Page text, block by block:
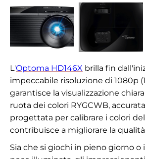
L'Optoma HD146X brilla fin
impeccabile risoluzione di 1080p
garantisce la visualizzazione
ruota dei colori RYGCWB,
progettata per calibrare i colori
contribuisce a migliorare la qualità
Sia che si giochi in pieno giorno o